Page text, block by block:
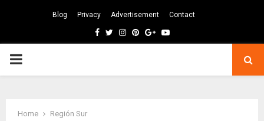
Blog Privacy Advertisement Contact
Facebook
TwitterInstagram
Pinterest
GoogleYoutube
PRIMARY
Home
Región Sur